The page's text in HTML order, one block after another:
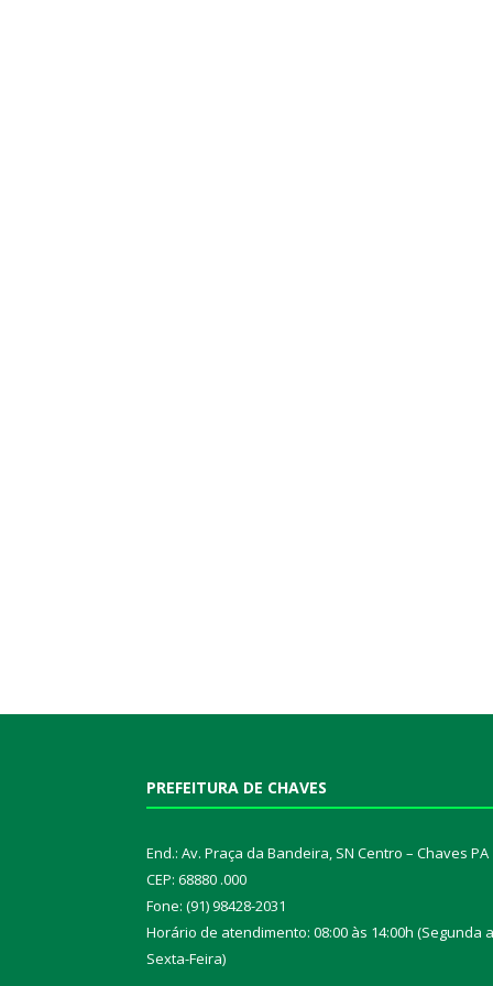
PREFEITURA DE CHAVES
End.: Av. Praça da Bandeira, SN Centro – Chaves PA
CEP: 68880 .000
Fone: (91) 98428-2031
Horário de atendimento: 08:00 às 14:00h (Segunda a
Sexta-Feira)